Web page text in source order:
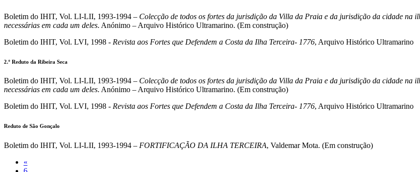
Boletim do IHIT, Vol. LI-LII, 1993-1994 – Colecção de todos os fortes da jurisdição da Villa da Praia e da jurisdição da cidade na
necessárias em cada um deles. Anónimo – Arquivo Histórico Ultramarino. (Em construção)
Boletim do IHIT, Vol. LVI, 1998 - Revista aos Fortes que Defendem a Costa da Ilha Terceira- 1776, Arquivo Histórico Ultramarino
2.º Reduto da Ribeira Seca
Boletim do IHIT, Vol. LI-LII, 1993-1994 – Colecção de todos os fortes da jurisdição da Villa da Praia e da jurisdição da cidade na
necessárias em cada um deles. Anónimo – Arquivo Histórico Ultramarino. (Em construção)
Boletim do IHIT, Vol. LVI, 1998 - Revista aos Fortes que Defendem a Costa da Ilha Terceira- 1776, Arquivo Histórico Ultramarino
Reduto de São Gonçalo
Boletim do IHIT, Vol. LI-LII, 1993-1994 – FORTIFICAÇÃO DA ILHA TERCEIRA, Valdemar Mota. (Em construção)
«